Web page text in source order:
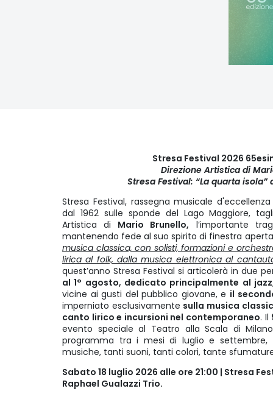
Stresa Festival 2026
Direzione Artistica di
Stresa Festival: “La quarta isola”
Stresa Festival, rassegna musicale
dal 1962 sulle sponde del Lago Maggiore,
Artistica di Mario Brunello, l’importante
mantenendo fede al suo spirito di finestra
musica classica, con solisti, formazioni e
lirica al folk, dalla musica elettronica al
quest’anno Stresa Festival si articolerà in due
al 1° agosto, dedicato principalmente al
vicine ai gusti del pubblico giovane, e il
imperniato esclusivamente sulla musica
canto lirico e incursioni nel contemporaneo. Il
evento speciale al Teatro alla Scala di
programma tra i mesi di luglio e settembre,
musiche, tanti suoni, tanti colori, tante
Sabato 18 luglio 2026 alle ore 21:00 | Stresa
Raphael Gualazzi Trio.